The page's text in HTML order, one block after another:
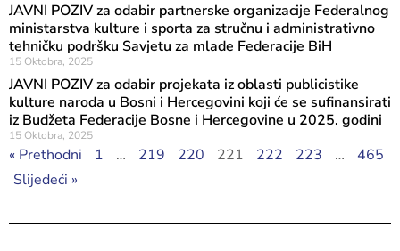
JAVNI POZIV za odabir partnerske organizacije Federalnog
ministarstva kulture i sporta za stručnu i administrativno
tehničku podršku Savjetu za mlade Federacije BiH
15 Oktobra, 2025
JAVNI POZIV za odabir projekata iz oblasti publicistike
kulture naroda u Bosni i Hercegovini koji će se sufinansirati
iz Budžeta Federacije Bosne i Hercegovine u 2025. godini
15 Oktobra, 2025
« Prethodni 1 … 219 220 221 222 223 …
465
Slijedeći »